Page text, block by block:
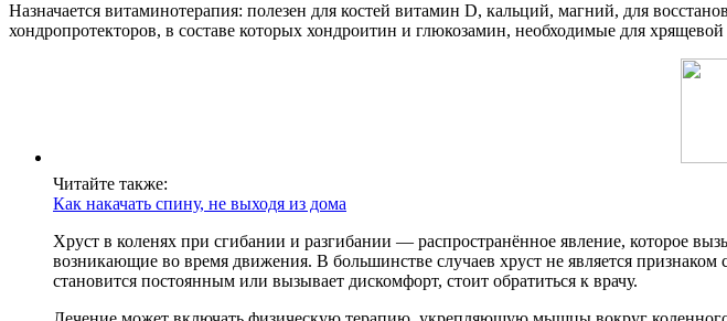
Назначается витаминотерапия: полезен для костей витамин D, кальций, магний, для
хондропротекторов, в составе которых хондроитин и глюкозамин, необходимые для хрящевой
Читайте также:
Как накачать спину, не выходя из дома
Хруст в коленях при сгибании и разгибании — распространённое явление, которое
возникающие во время движения. В большинстве случаев хруст не является
становится постоянным или вызывает дискомфорт, стоит обратиться к врачу.